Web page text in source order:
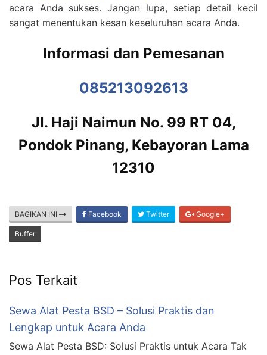
acara Anda sukses. Jangan lupa, setiap detail kecil
sangat menentukan kesan keseluruhan acara Anda.
Informasi dan Pemesanan
085213092613
Jl. Haji Naimun No. 99 RT 04,
Pondok Pinang, Kebayoran Lama
12310
BAGIKAN INI Facebook Twitter Google+
Buffer
Pos Terkait
Sewa Alat Pesta BSD – Solusi Praktis dan
Lengkap untuk Acara Anda
Sewa Alat Pesta BSD: Solusi Praktis untuk Acara Tak